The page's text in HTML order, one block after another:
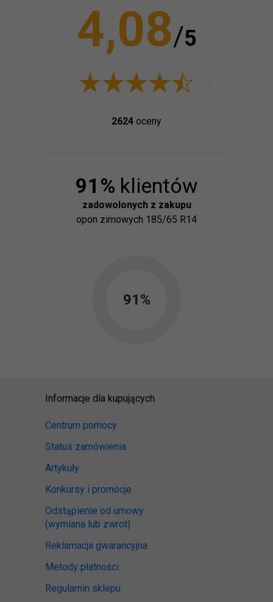
4,08/5
2624 oceny
91 % klientów
zadowolonych z zakupu
opon zimowych 185/65 R14
91%
Informacje dla kupujących
Centrum pomocy
Status zamówienia
Artykuły
Konkursy i promocje
Odstąpienie od umowy
(wymiana lub zwrot)
Reklamacja gwarancyjna
Metody płatności
Regulamin sklepu